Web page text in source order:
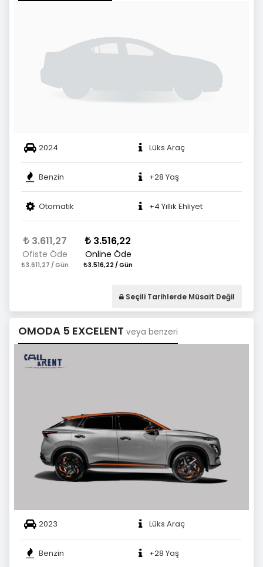
2024 Lüks Araç
Benzin +28 Yaş
Otomatik +4 Yıllık Ehliyet
3.611,27
Ofiste Öde
3.611,27 / Gün
3.516,22
Online Öde
3.516,22 / Gün
Seçili Tarihlerde Müsait Değil
OMODA 5 EXCELENT veya benzeri
2023 Lüks Araç
Benzin +28 Yaş